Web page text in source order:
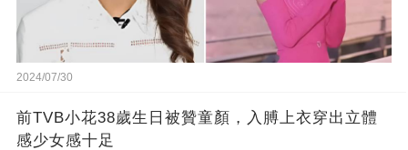
2024/07/30
前TVB小花38歲生日被贊童顏，入膊上衣穿出立體
感少女感十足